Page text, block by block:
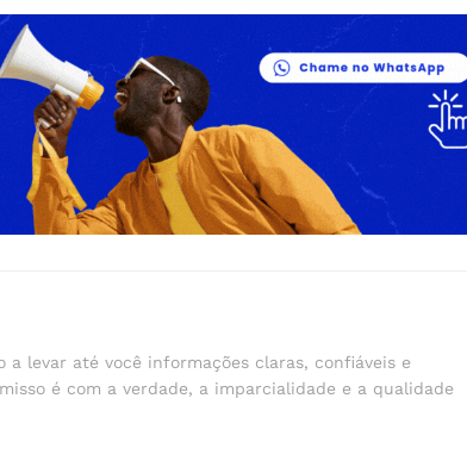
a levar até você informações claras, confiáveis e
é com a verdade, a imparcialidade e a qualidade